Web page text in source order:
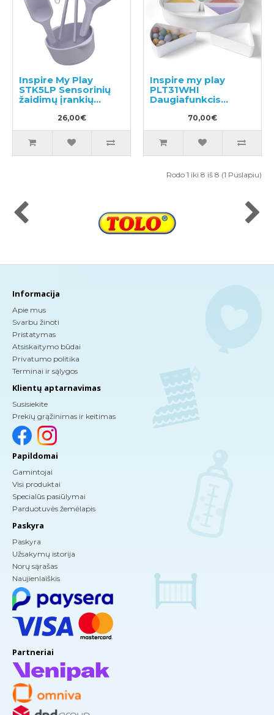
Inspire My Play
STK5LP Sensorinių
žaidimų įrankių
rinkinys
26,00€
Inspire my play
PLT31WHI
Daugiafunkcis
sensorinis žaidimų
konteineris
70,00€
Rodo 1 iki 8 iš 8 (1 Puslapiu)
Informacija
Apie mus
Svarbu žinoti
Pristatymas
Atsiskaitymo būdai
Privatumo politika
Terminai ir sąlygos
Klientų aptarnavimas
Susisiekite
Prekių grąžinimas ir keitimas
Papildomai
Gamintojai
Visi produktai
Specialūs pasiūlymai
Parduotuvės žemėlapis
Paskyra
Paskyra
Užsakymų istorija
Norų sąrašas
Naujienlaiškis
Partneriai